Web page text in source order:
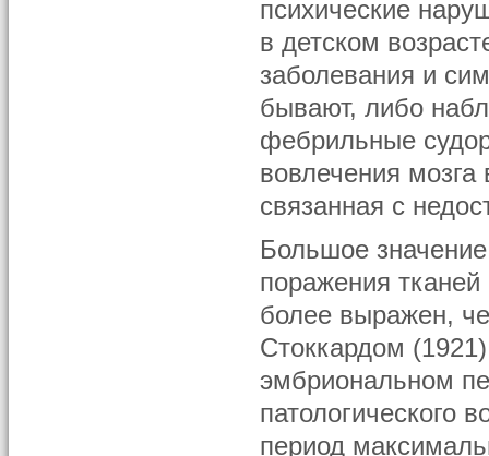
психические
в детском
заболевания и
бывают, либо
фебрильные
вовлечения
связанная с
Большое
поражения
более выражен,
Стоккардом
эмбриональном
патологического
период